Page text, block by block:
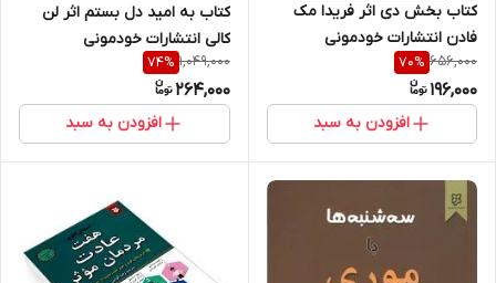
کتاب بخش دی اثر فریدا مک
فادن انتشارات خودمونی
656,000
70%
196,000
افزودن به سبد
کتاب به امید دل بستم اثر لن
کالی انتشارات خودمونی
1,049,000
74%
264,000
افزودن به سبد